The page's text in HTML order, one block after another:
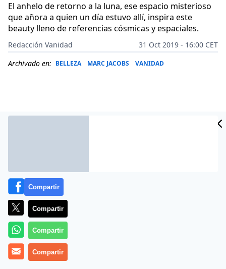
El anhelo de retorno a la luna, ese espacio misterioso
que añora a quien un día estuvo allí, inspira este
beauty lleno de referencias cósmicas y espaciales.
Redacción Vanidad
31 Oct 2019 - 16:00 CET
Archivado en: BELLEZA MARC JACOBS VANIDAD
Tendencias multi-dimensionales y técnicas watercolor
para crear un maquillaje basado en colores fríos e
invernales.
Compartir
Compartir
Compartir
Compartir